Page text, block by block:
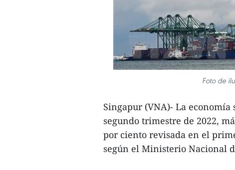
Foto de
Singapur (VNA)- La
segundo trimestre de 2022,
por ciento revisada en el
según el Ministerio Nacional